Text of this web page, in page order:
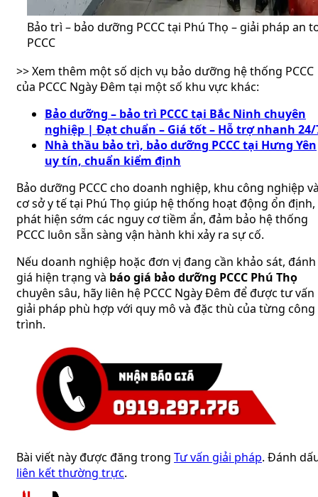
Bảo trì – bảo dưỡng PCCC tại Phú Thọ – giải pháp an
PCCC
>> Xem thêm một số dịch vụ bảo dưỡng hệ thống PCCC
của PCCC Ngày Đêm tại một số khu vực khác:
Bảo dưỡng – bảo trì PCCC tại Bắc Ninh chuyên
nghiệp | Đạt chuẩn – Giá tốt – Hỗ trợ nhanh 24/
Nhà thầu bảo trì, bảo dưỡng PCCC tại Hưng Yên
uy tín, chuẩn kiểm định
Bảo dưỡng PCCC cho doanh nghiệp, khu công nghiệp
cơ sở y tế tại Phú Thọ giúp hệ thống hoạt động ổn định,
phát hiện sớm các nguy cơ tiềm ẩn, đảm bảo hệ thống
PCCC luôn sẵn sàng vận hành khi xảy ra sự cố.
Nếu doanh nghiệp hoặc đơn vị đang cần khảo sát, đánh
giá hiện trạng và báo giá bảo dưỡng PCCC Phú Thọ
chuyên sâu, hãy liên hệ PCCC Ngày Đêm để được tư vấn
giải pháp phù hợp với quy mô và đặc thù của từng công
trình.
Bài viết này được đăng trong Tư vấn giải pháp. Đánh
liên kết thường trực.